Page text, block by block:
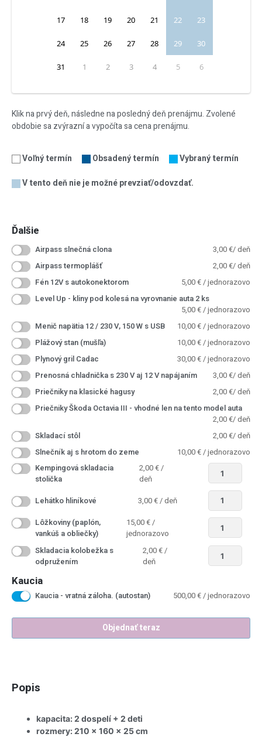
17 18 19 20 21 22 23
24 25 26 27 28 29 30
31 1 2 3 4 5 6
Klik na prvý deň, následne na posledný deň prenájmu. Zvolené
obdobie sa zvýrazní a vypočíta sa cena prenájmu.
Voľný termín Obsadený termín
Vybraný termín
V tento deň nie je možné prevziať/odovzdať.
Ďalšie
Airpass slnečná clona 3,00€/ deň
Airpass termoplášť
2,00€/ deň
Fén 12V s autokonektorom
5,00€/ jednorazovo
Level Up - kliny pod kolesá na vyrovnanie auta 2 ks
5,00€/ jednorazovo
Menič napätia 12 / 230 V, 150 W s USB
10,00€/ jednorazovo
Plážový stan (mušľa)
10,00€/ jednorazovo
Plynový gril Cadac
30,00€/ jednorazovo
Prenosná chladnička s 230 V aj 12 V napájaním
3,00€/ deň
Priečniky na klasické hagusy
2,00€/ deň
Priečniky Škoda Octavia III - vhodné len na tento model auta
2,00€/ deň
Skladací stôl
2,00€/ deň
Slnečník aj s hrotom do zeme
10,00€/ jednorazovo
Kempingová skladacia
stolička
2,00€/
deň
Lehátko hliníkové
3,00€/ deň
Lôžkoviny (paplón,
vankúš a obliečky)
15,00€/
jednorazovo
Skladacia kolobežka s
odpružením
2,00€/
deň
Kaucia
Kaucia - vratná záloha. (autostan) 500,00€/ jednorazovo
Objednať teraz
Popis
kapacita: 2 dospelí + 2 deti
rozmery: 210 x 160 x 25 cm